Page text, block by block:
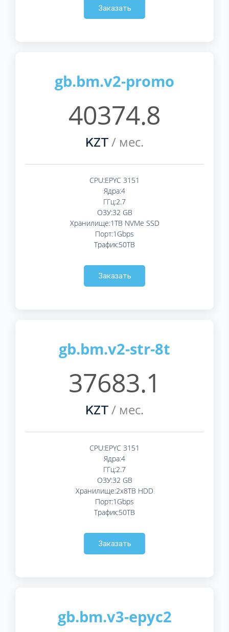
Заказать
gb.bm.v2-promo
40374.8
KZT / мес.
CPU:EPYC 3151
Ядра:4
ГГц:2.7
ОЗУ:32 GB
Хранилище:1TB NVMe SSD
Порт:1Gbps
Трафик:50TB
Заказать
gb.bm.v2-str-8t
37683.1
KZT / мес.
CPU:EPYC 3151
Ядра:4
ГГц:2.7
ОЗУ:32 GB
Хранилище:2x8TB HDD
Порт:1Gbps
Трафик:50TB
Заказать
gb.bm.v3-epyc2